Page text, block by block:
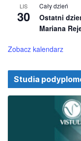
o
n
e
LIS
30
Cały dzień
Ostatni
Mariana
Zobacz kalendarz
Studia